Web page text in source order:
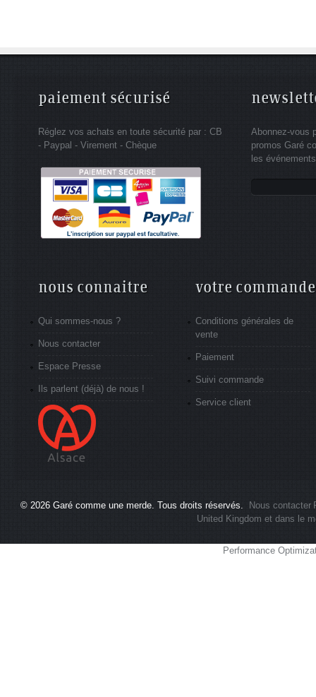
paiement sécurisé
Réglez vos achats en toute sécurité par : CB
- Paypal - Virement - Chèque
Abonnez-vous
promos Garé
les
nous connaitre
Qui sommes-nous ?
Nous contacter
Espace Presse
Ils parlent (déjà) de nous !
votre commande
Conditions générales de
vente
Paiement
Suivi commande
Service client
© 2026 Garé comme une merde . Tous droits réservés. Nous contacter
United Kingdom et dans le
Performance